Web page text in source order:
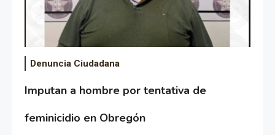
Denuncia Ciudadana
Imputan a hombre por tentativa de
feminicidio en Obregón